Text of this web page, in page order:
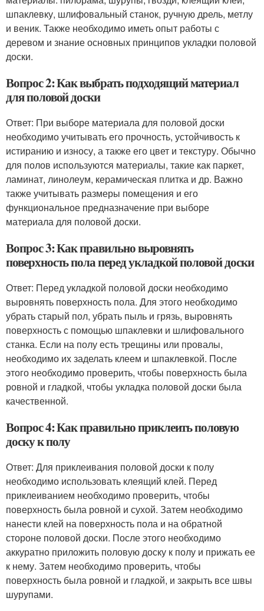
шпаклевку, шлифовальный станок, ручную дрель, метлу
и веник. Также необходимо иметь опыт работы с
деревом и знание основных принципов укладки половой
доски.
Вопрос 2: Как выбрать подходящий материал
для половой доски
Ответ: При выборе материала для половой доски
необходимо учитывать его прочность, устойчивость к
истиранию и износу, а также его цвет и текстуру. Обычно
для полов используются материалы, такие как паркет,
ламинат, линолеум, керамическая плитка и др. Важно
также учитывать размеры помещения и его
функциональное предназначение при выборе
материала для половой доски.
Вопрос 3: Как правильно выровнять
поверхность пола перед укладкой половой доски
Ответ: Перед укладкой половой доски необходимо
выровнять поверхность пола. Для этого необходимо
убрать старый пол, убрать пыль и грязь, выровнять
поверхность с помощью шпаклевки и шлифовального
станка. Если на полу есть трещины или провалы,
необходимо их заделать клеем и шпаклевкой. После
этого необходимо проверить, чтобы поверхность была
ровной и гладкой, чтобы укладка половой доски была
качественной.
Вопрос 4: Как правильно приклеить половую
доску к полу
Ответ: Для приклеивания половой доски к полу
необходимо использовать клеящий клей. Перед
приклеиванием необходимо проверить, чтобы
поверхность была ровной и сухой. Затем необходимо
нанести клей на поверхность пола и на обратной
стороне половой доски. После этого необходимо
аккуратно приложить половую доску к полу и прижать ее
к нему. Затем необходимо проверить, чтобы
поверхность была ровной и гладкой, и закрыть все швы
шурупами.